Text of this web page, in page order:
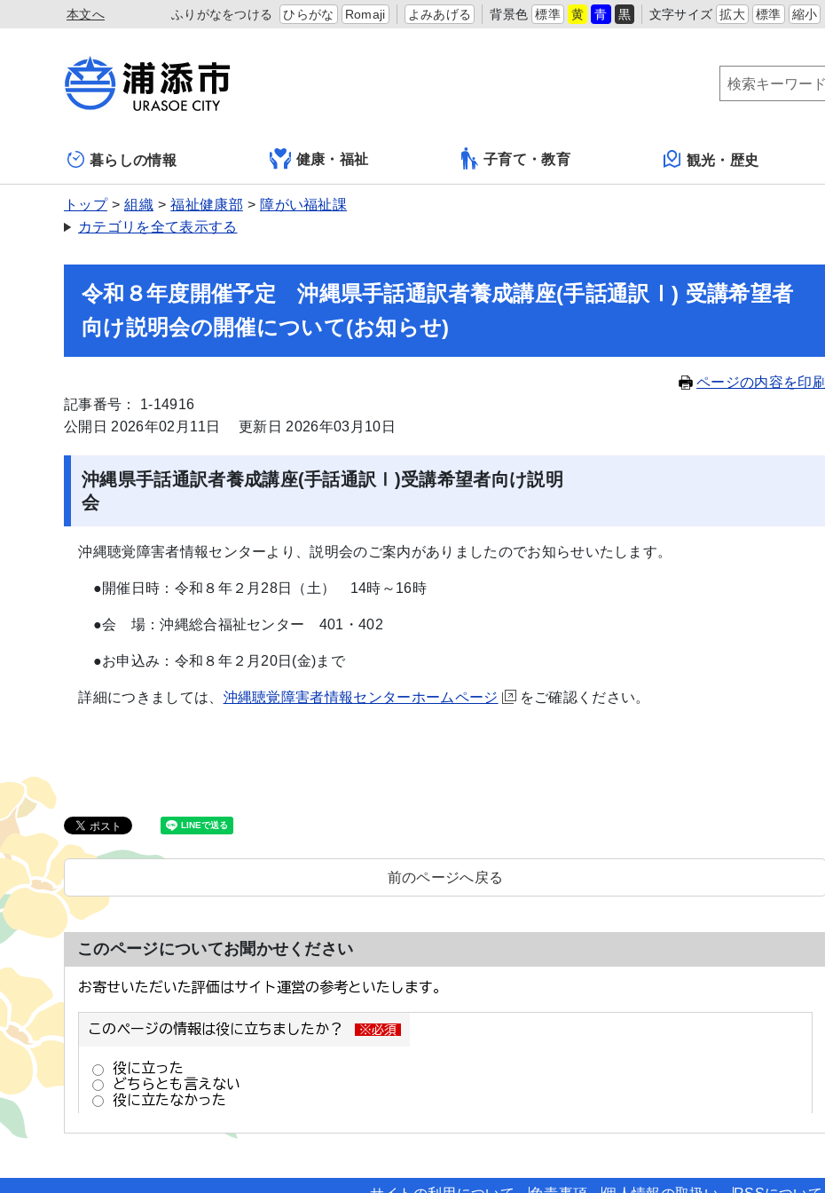
本文へ ふりがなをつける ひらがな Romaji よみあげる 背景色 標準 黄 青 黒 文字サイズ 拡大 標準 縮小
暮らしの情報 健康・福祉 子育て・教育 観光・歴史
トップ 組織 福祉健康部
障がい福祉課
カテゴリを全て表示する
令和８年度開催予定 沖縄県手話通訳者養成講座(手話通訳Ⅰ) 受講希望者
向け説明会の開催について(お知らせ)
ページの内容を印刷
記事番号： 1-14916
公開日 2026年02月11日
更新日 2026年03月10日
沖縄県手話通訳者養成講座(手話通訳Ⅰ)受講希望者向け説明
会
沖縄聴覚障害者情報センターより、説明会のご案内がありましたのでお知らせいたします。
●開催日時：令和８年２月28日（土） 14時～16時
●会 場：沖縄総合福祉センター 401・402
●お申込み：令和８年２月20日(金)まで
詳細につきましては、 沖縄聴覚障害者情報センターホームページ をご確認ください。
前のページへ戻る
このページについてお聞かせください